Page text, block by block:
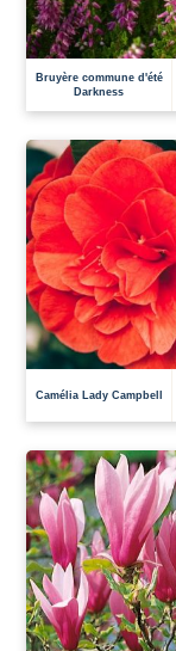
Bruyère commune d'été
Darkness
Camélia Lady Campbell